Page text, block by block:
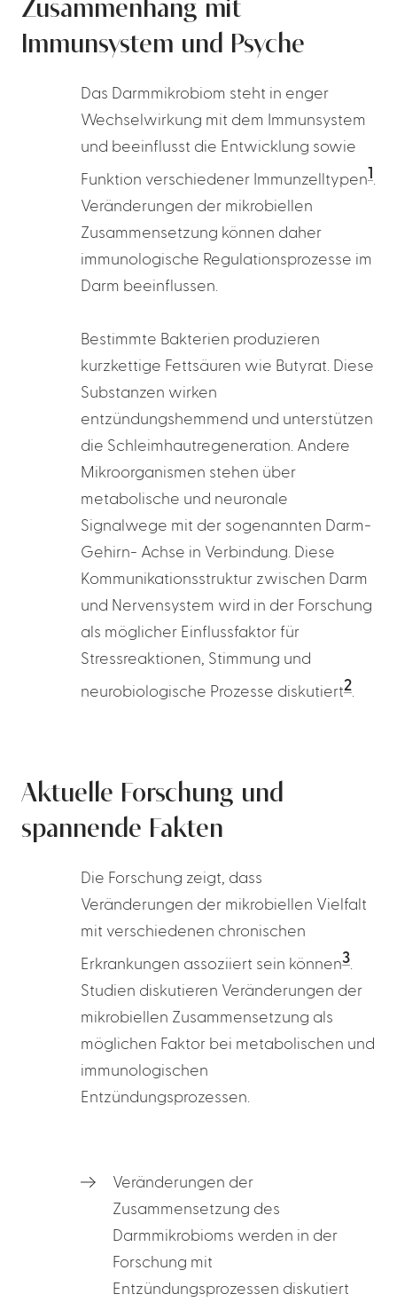
Zusammenhang mit
Immunsystem und Psyche
Das Darmmikrobiom steht in enger
Wechselwirkung mit dem Immunsystem
und beeinflusst die Entwicklung sowie
Funktion verschiedener Immunzelltypen1.
Veränderungen der mikrobiellen
Zusammensetzung können daher
immunologische Regulationsprozesse im
Darm beeinflussen.
Bestimmte Bakterien produzieren
kurzkettige Fettsäuren wie Butyrat. Diese
Substanzen wirken
entzündungshemmend und unterstützen
die Schleimhautregeneration. Andere
Mikroorganismen stehen über
metabolische und neuronale
Signalwege mit der sogenannten Darm-
Gehirn- Achse in Verbindung. Diese
Kommunikationsstruktur zwischen Darm
und Nervensystem wird in der Forschung
als möglicher Einflussfaktor für
Stressreaktionen, Stimmung und
neurobiologische Prozesse diskutiert2.
Aktuelle Forschung und
spannende Fakten
Die Forschung zeigt, dass
Veränderungen der mikrobiellen Vielfalt
mit verschiedenen chronischen
Erkrankungen assoziiert sein können3.
Studien diskutieren Veränderungen der
mikrobiellen Zusammensetzung als
möglichen Faktor bei metabolischen und
immunologischen
Entzündungsprozessen.
Veränderungen der
Zusammensetzung des
Darmmikrobioms werden in der
Forschung mit
Entzündungsprozessen diskutiert